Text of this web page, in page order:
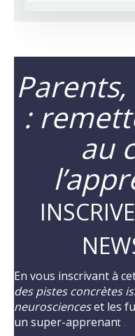
:
au
En vous inscrivant à
des pistes concrètes
neuroscienceset les
un super-apprenant .